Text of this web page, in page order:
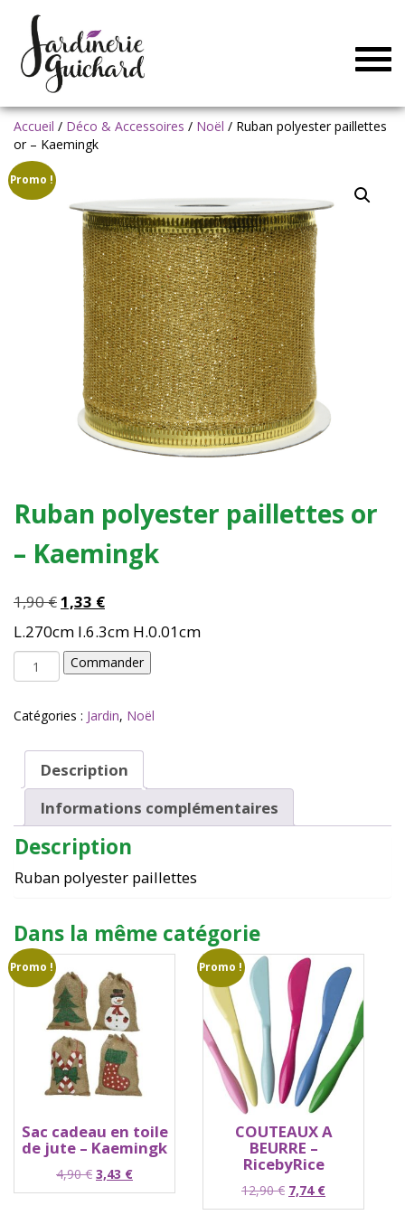
Accueil / Déco & Accessoires / Noël / Ruban polyester paillettes
or – Kaemingk
Promo !
Ruban polyester paillettes or
– Kaemingk
1,90€Le
prix
initial
était :
1,33 €Le
prix
actuel
est :
L.270cm I.6.3cm H.0.01cm
quantité
de
polyester
or
Kaemingk
Commander
Catégories : Jardin, Noël
Description
Informations complémentaires
Description
Ruban polyester paillettes
Dans la même catégorie
Promo !
Sac cadeau en toile
de jute – Kaemingk
4,90€ Le
prix
3,43 €Le
prix
Promo !
COUTEAUX A
BEURRE –
RicebyRice
12,90€ Le
prix
7,74 €Le
prix